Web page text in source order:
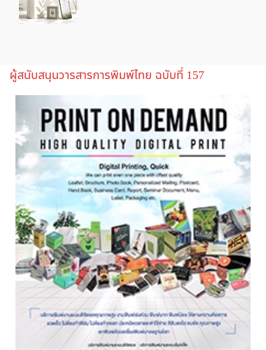
ผู้สนับสนุนวารสารการพิมพ์ไทย ฉบับที่ 157